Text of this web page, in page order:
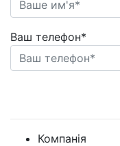
Ваш телефон*
Компанія